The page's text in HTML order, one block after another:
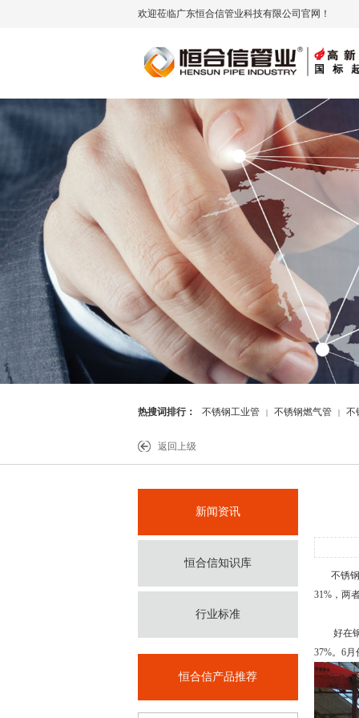
欢迎莅临广东恒合信管业科技有限公司官网！
热搜词排行： 不锈钢工业管 | 不锈钢燃气管 | 不
返回上级
新闻资讯
恒合信知识库
行业标准
恒合信产品推荐
不锈
31%，两
好在钢
37%。6